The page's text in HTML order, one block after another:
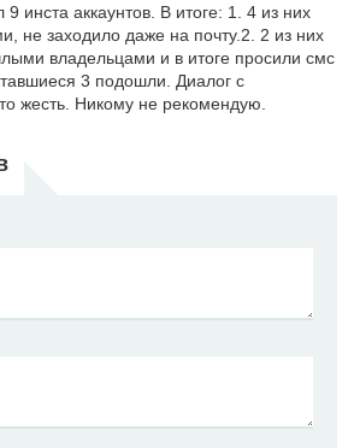
инста аккаунтов. В итоге: 1. 4 из них
не заходило даже на почту.2. 2 из них
владельцами и в итоге просили смс
3 подошли. Диалог с
жесть. Никому не рекомендую.